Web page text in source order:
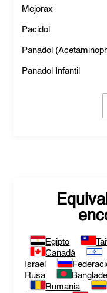
Mejorax
Pacidol
Panadol
Panadol Infantil
Egipto
Canadá
Israel
Rusa
Rumania